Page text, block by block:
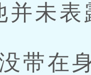
未表
带在